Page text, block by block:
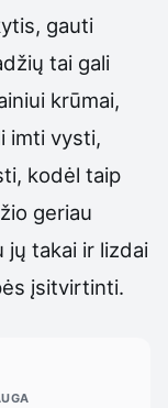
gauti
tai gali
krūmai,
imti vysti,
kodėl taip
geriau
jų takai ir lizdai
įsitvirtinti.